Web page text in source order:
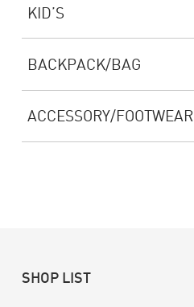
KID’S
BACKPACK/BAG
ACCESSORY/FOOTWEAR
SHOP LIST